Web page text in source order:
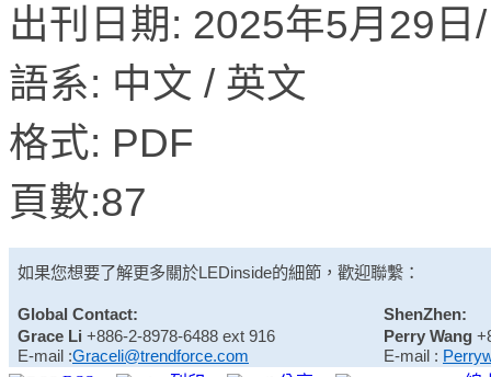
出刊日期: 2025年5月29日
語系: 中文 / 英文
格式: PDF
頁數:87
如果您想要了解更多關於LEDinside的細節，歡迎聯繫：
Global Contact:
ShenZhen:
Grace Li +886-2-8978-6488 ext 916
E-mail :Graceli@trendforce.com
Perry Wang
E-mail :